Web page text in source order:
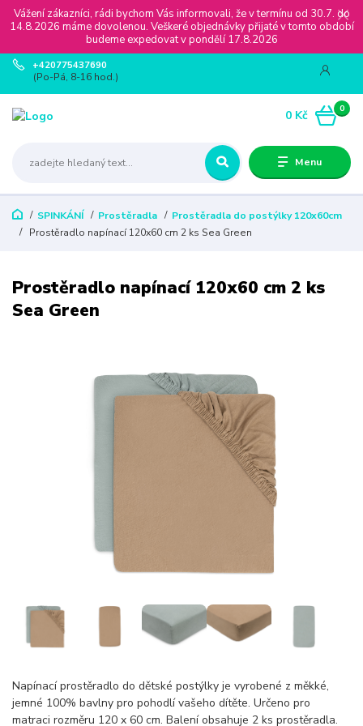
Vážení zákazníci, rádi bychom Vás informovali, že v termínu od 30.7. do
14.8.2026 máme dovolenou. Veškeré objednávky přijaté v tomto období
budeme expedovat v pondělí 17.8.2026
Menu
+420775437690
(Po-Pá, 8-16 hod.)
0
0 Kč
SPINKÁNÍ Prostěradla
Prostěradla do postýlky 120x60cm
Prostěradlo napínací 120x60 cm 2 ks Sea Green
Prostěradlo napínací 120x60 cm 2 ks
Sea Green
Napínací prostěradlo do dětské postýlky je vyrobené z měkké,
jemné 100% bavlny pro pohodlí vašeho dítěte. Určeno pro
matraci rozměru 120 x 60 cm. Balení obsahuje 2 ks prostěradla.